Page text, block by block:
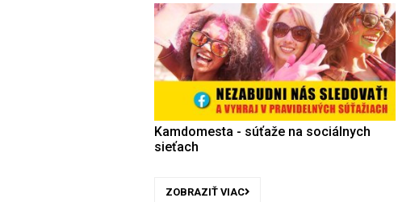
Kamdomesta - súťaže na sociálnych
sieťach
ZOBRAZIŤ VIAC